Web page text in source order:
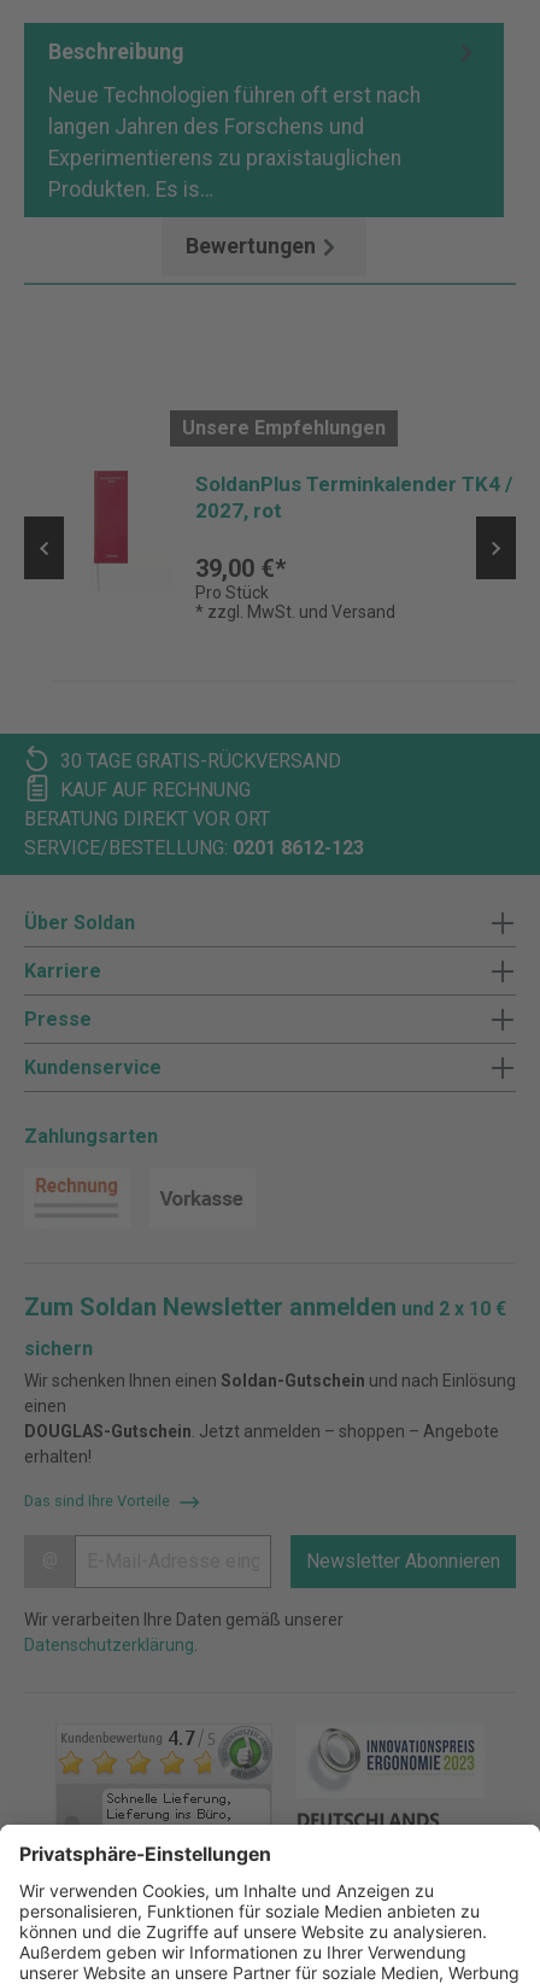
Beschreibung
Neue Technologien führen oft erst nach
langen Jahren des Forschens und
Experimentierens zu praxistauglichen
Produkten. Es is…
Bewertungen
Unsere Empfehlungen
SoldanPlus Terminkalender TK4 /
2027, rot
39,00 €*
Pro Stück
* zzgl. MwSt. und Versand
30 TAGE GRATIS-RÜCKVERSAND
KAUF AUF RECHNUNG
BERATUNG DIREKT VOR ORT
SERVICE/BESTELLUNG: 0201 8612-123
Über Soldan
Karriere
Presse
Kundenservice
Zahlungsarten
Zum Soldan Newsletter anmelden und 2 x 10 €
sichern
Wir schenken Ihnen einen Soldan-Gutschein und nach Einlösung
einen
DOUGLAS-Gutschein . Jetzt anmelden – shoppen – Angebote
erhalten!
Das sind Ihre Vorteile
Newsletter Abonnieren
Wir verarbeiten Ihre Daten gemäß unserer
Datenschutzerklärung